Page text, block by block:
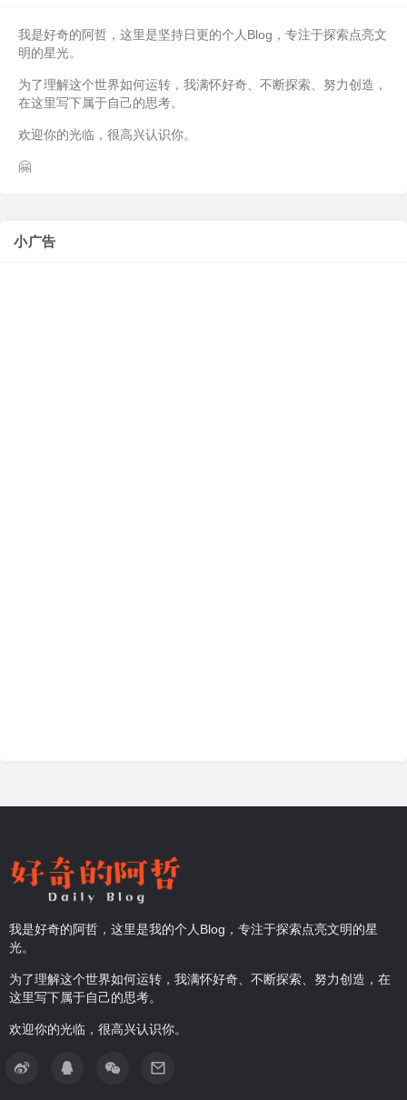
我是好奇的阿哲，这里是坚持日更的个人Blog，专注于探索点亮文
明的星光。
为了理解这个世界如何运转，我满怀好奇、不断探索、努力创造，
在这里写下属于自己的思考。
欢迎你的光临，很高兴认识你。
🤗
小广告
我是好奇的阿哲，这里是我的个人Blog，专注于探索点亮文明的星
光。
为了理解这个世界如何运转，我满怀好奇、不断探索、努力创造，在
这里写下属于自己的思考。
欢迎你的光临，很高兴认识你。